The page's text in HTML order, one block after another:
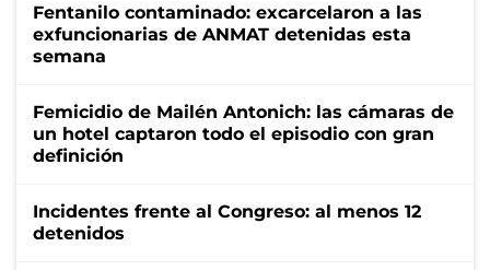
Fentanilo contaminado: excarcelaron a las
exfuncionarias de ANMAT detenidas esta
semana
Femicidio de Mailén Antonich: las cámaras de
un hotel captaron todo el episodio con gran
definición
Incidentes frente al Congreso: al menos 12
detenidos